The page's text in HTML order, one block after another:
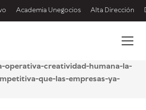
Academia Unegocios Alta Dirección
operativa-creatividad-humana-la-
que-las-empresas-ya-